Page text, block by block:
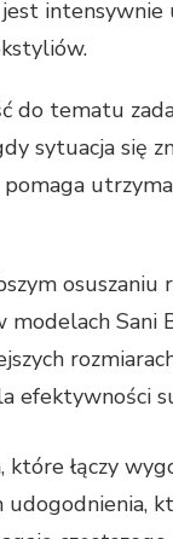
jest
tematu
sytuacja się
modelach Sani
efektywności
które łączy